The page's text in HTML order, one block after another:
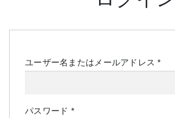
ユーザー名またはメールアドレス*必
パスワード *必